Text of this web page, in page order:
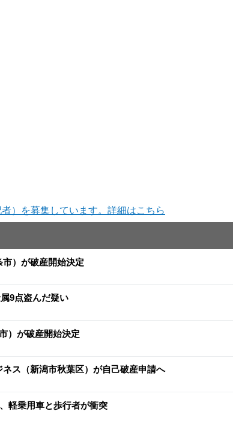
）を募集しています。詳細はこちら
市）が破産開始決定
9点盗んだ疑い
）が破産開始決定
ネス（新潟市秋葉区）が自己破産申請へ
軽乗用車と歩行者が衝突